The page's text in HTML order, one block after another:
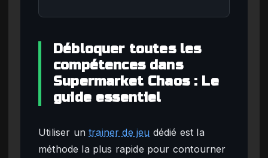
Débloquer toutes les
compétences dans
Supermarket Chaos : Le
guide essentiel
Utiliser untrainer de jeu dédié est la
méthode la plus rapide pour contourner